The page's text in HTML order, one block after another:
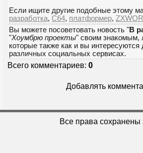
Если ищите другие подобные этому
разработка, C64, платформер,
Вы можете посоветовать новость "В
"Хоумбрю проекты" своим знакомым,
которые также как и вы
различных социальных сервисах.
Всего комментариев: 0
Добавлять
Все права